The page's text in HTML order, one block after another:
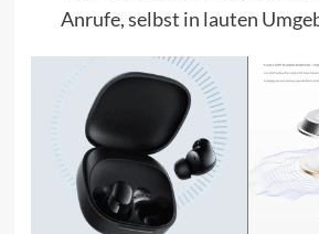
Anrufe, selbst in lauten